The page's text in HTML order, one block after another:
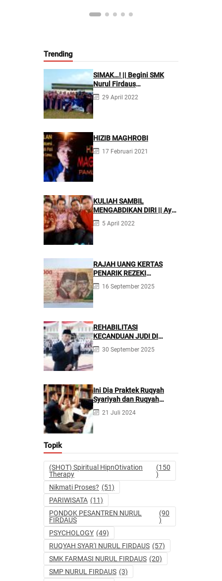
Trending
SIMAK…! || Begini SMK
Nurul Firdaus
Mengarahkan Siswanya
agar Menjadi Asisten
29 April 2022
HIZIB MAGHROBI
17 Februari 2021
KULIAH SAMBIL
MENGABDIKAN DIRI || Ayo
Mondok di Pesantren
Nurul Firdaus
5 April 2022
RAJAH UANG KERTAS
PENARIK REZEKI
BERLIMPAH
16 September 2025
REHABILITASI
KECANDUAN JUDI DI
PONPES NURUL FIRDAUS ||
Kecanduan Judi
30 September 2025
Ini Dia Praktek Ruqyah
Syariyah dan Ruqyah
Syetan Menurut Dr Gumilar
21 Juli 2024
Topik
(SHOT) Spiritual HipnOtivation
Therapy
(150
)
Nikmati Proses? (51)
PARIWISATA (11)
PONDOK PESANTREN NURUL
FIRDAUS
(90
)
PSYCHOLOGY (49)
RUQYAH SYAR'I NURUL FIRDAUS (57)
SMK FARMASI NURUL FIRDAUS (20)
SMP NURUL FIRDAUS (3)